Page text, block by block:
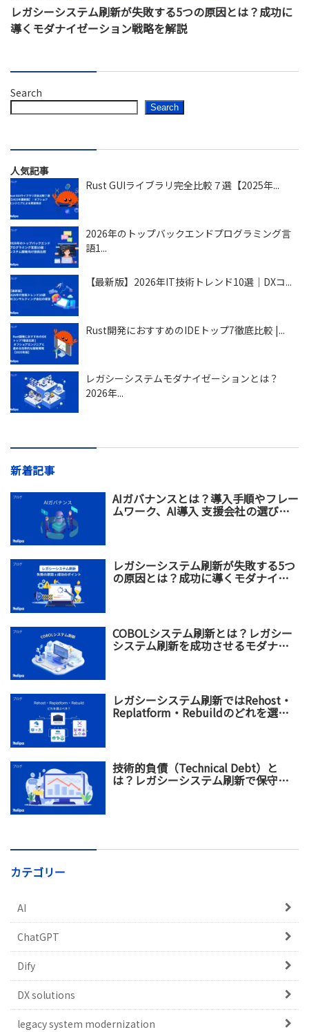
レガシーシステム刷新が失敗する5つの原因とは？成功に
導くモダナイゼーション戦略を解説
Search
Search
人気記事
Rust GUIライブラリ完全比較７選【2025年...
2026年のトップバックエンドプログラミング言
語1...
【最新版】2026年IT技術トレンド10選｜DXコ...
Rust開発におすすめのIDEトップ7徹底比較 |...
レガシーシステムモダナイゼーションとは？
2026年...
新着記事
AIガバナンスとは？導入手順やフレー
ムワーク、AI導入 支援会社の選び方
レガシーシステム刷新が失敗する5つ
の原因とは？成功に導くモダナイゼ
COBOLシステム刷新とは？レガシー
システム刷新を成功させるモダナイ
レガシーシステム刷新ではRehost・
Replatform・Rebuildのどれを選ぶ
技術的負債（Technical Debt）と
は？レガシーシステム刷新で保守コ
カテゴリー
AI
ChatGPT
Dify
DX solutions
legacy system modernization